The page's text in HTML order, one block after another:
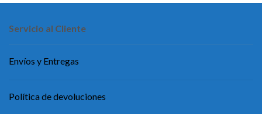
Servicio al Cliente
Envíos y Entregas
Política de devoluciones